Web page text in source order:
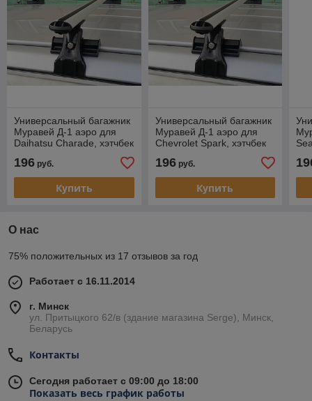
Универсальный багажник
Муравей Д-1 аэро для
Daihatsu Charade, хэтчбек
196 руб.
Купить
Универсальный багажник
Муравей Д-1 аэро для
Chevrolet Spark, хэтчбек
196руб.
Купить
О нас
75% положительных из 17 отзывов за год
Работает с 16.11.2014
г. Минск
ул. Притыцкого 62/в (здание магазина Serge), Минск,
Беларусь
Контакты
Сегодня работает с 09:00 до 18:00
Показать весь график работы